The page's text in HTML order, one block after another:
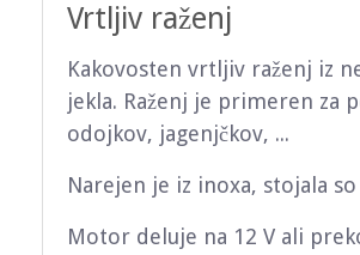
Vrtljiv raženj
Kakovosten vrtljiv raženj iz
jekla. Raženj je primeren za
odojkov, jagenjčkov, ...
Narejen je iz inoxa, stojala so
Motor deluje na 12 V ali